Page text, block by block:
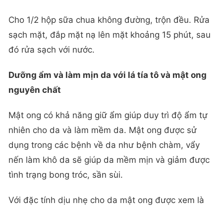
Cho 1/2 hộp sữa chua không đường, trộn đều. Rửa
sạch mặt, đắp mặt nạ lên mặt khoảng 15 phút, sau
đó rửa sạch với nước.
Dưỡng ẩm và làm mịn da với lá tía tô và mật ong
nguyên chất
Mật ong có khả năng giữ ẩm giúp duy trì độ ẩm tự
nhiên cho da và làm mềm da. Mật ong được sử
dụng trong các bệnh về da như bệnh chàm, vẩy
nến làm khô da sẽ giúp da mềm mịn và giảm được
tình trạng bong tróc, sần sùi.
Với đặc tính dịu nhẹ cho da mật ong được xem là